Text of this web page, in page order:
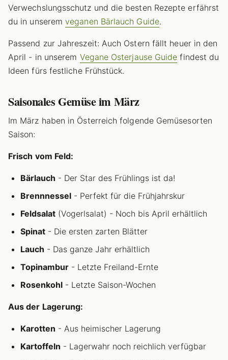
Verwechslungsschutz und die besten Rezepte erfährst
du in unseremveganen Bärlauch Guide.
Passend zur Jahreszeit: Auch Ostern fällt heuer in den
April - in unserem Vegane Osterjause Guide findest du
Ideen fürs festliche Frühstück.
Saisonales Gemüse im März
Im März haben in Österreich folgende Gemüsesorten
Saison:
Frisch vom Feld:
Bärlauch - Der Star des Frühlings ist da!
Brennnessel - Perfekt für die Frühjahrskur
Feldsalat (Vogerlsalat) - Noch bis April erhältlich
Spinat - Die ersten zarten Blätter
Lauch - Das ganze Jahr erhältlich
Topinambur - Letzte Freiland-Ernte
Rosenkohl - Letzte Saison-Wochen
Aus der Lagerung:
Karotten - Aus heimischer Lagerung
Kartoffeln - Lagerwahr noch reichlich verfügbar